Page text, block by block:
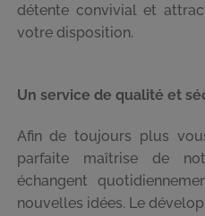
détente convivial et
votre disposition.
Un service de qualité et
Afin de toujours plus
parfaite maîtrise de
échangent
nouvelles idées. Le